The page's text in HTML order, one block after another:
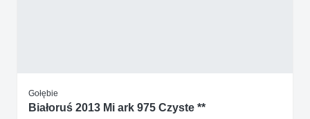
Gołębie
Białoruś 2013 Mi ark 975 Czyste **